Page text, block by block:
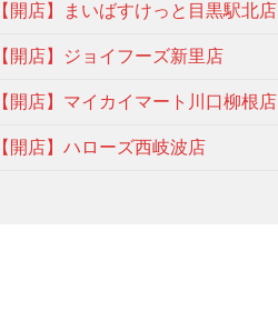
【開店】まいばすけっと目黒駅北店
【開店】ジョイフーズ新里店
【開店】マイカイマート川口柳根店
【開店】ハローズ西岐波店